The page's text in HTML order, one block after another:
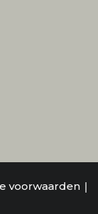
voorwaarden |